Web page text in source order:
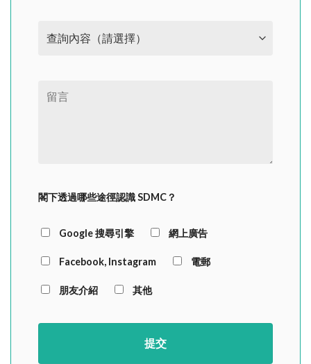
閣下透過哪些途徑認識 SDMC？
Google 搜尋引擎 網上廣告
Facebook, Instagram 電郵
朋友介紹 其他